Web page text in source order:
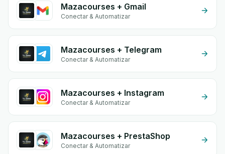
Mazacourses + Gmail
Conectar & Automatizar
Mazacourses + Telegram
Conectar & Automatizar
Mazacourses + Instagram
Conectar & Automatizar
Mazacourses + PrestaShop
Conectar & Automatizar